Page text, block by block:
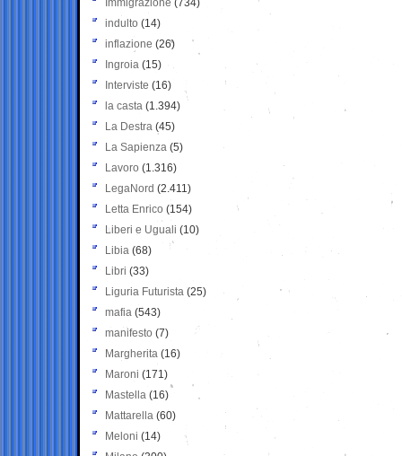
Immigrazione (734)
indulto (14)
inflazione (26)
Ingroia (15)
Interviste (16)
la casta (1.394)
La Destra (45)
La Sapienza (5)
Lavoro (1.316)
LegaNord (2.411)
Letta Enrico (154)
Liberi e Uguali (10)
Libia (68)
Libri (33)
Liguria Futurista (25)
mafia (543)
manifesto (7)
Margherita (16)
Maroni (171)
Mastella (16)
Mattarella (60)
Meloni (14)